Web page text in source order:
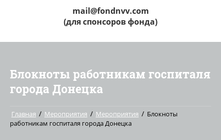
mail@fondnvv.com
(для спонсоров фонда)
Блокноты работникам госпиталя
города Донецка
Главная / Мероприятия / Мероприятия / Блокноты
работникам госпиталя города Донецка